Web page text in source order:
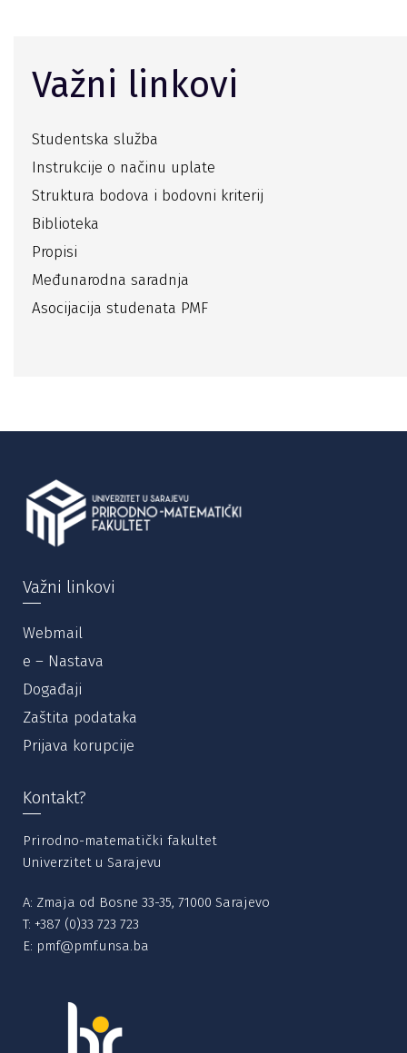
Važni linkovi
Studentska služba
Instrukcije o načinu uplate
Struktura bodova i bodovni kriterij
Biblioteka
Propisi
Međunarodna saradnja
Asocijacija studenata PMF
Važni linkovi
Webmail
e – Nastava
Događaji
Zaštita podataka
Prijava korupcije
Kontakt?
Prirodno-matematički fakultet
Univerzitet u Sarajevu
A: Zmaja od Bosne 33-35, 71000 Sarajevo
T: +387 (0)33 723 723
E: pmf@pmf.unsa.ba